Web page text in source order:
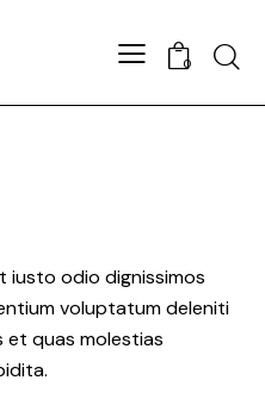
0
iusto odio dignissimos
voluptatum deleniti
quas molestias